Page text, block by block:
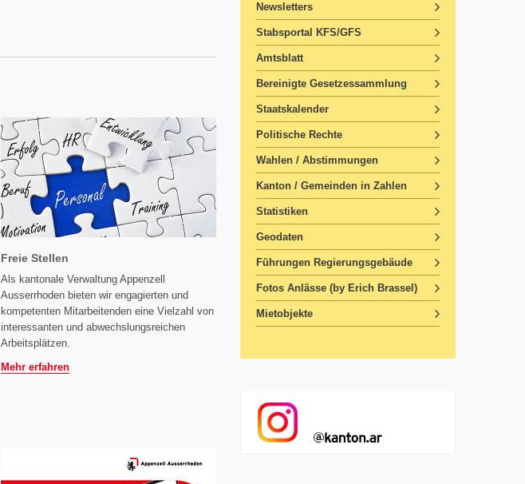
Freie Stellen
Als kantonale Verwaltung Appenzell
Ausserrhoden bieten wir engagierten und
kompetenten Mitarbeitenden eine Vielzahl von
interessanten und abwechslungsreichen
Arbeitsplätzen.
Mehr erfahren
Newsletters
Stabsportal KFS/GFS
Amtsblatt
Bereinigte Gesetzessammlung
Staatskalender
Politische Rechte
Wahlen / Abstimmungen
Kanton / Gemeinden in Zahlen
Statistiken
Geodaten
Führungen Regierungsgebäude
Fotos Anlässe (by Erich Brassel)
Mietobjekte